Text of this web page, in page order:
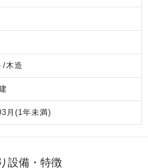
/木造
月 (1年未満)
設備・特徴